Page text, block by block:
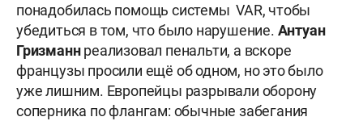
понадобилась помощь системы VAR, чтобы
убедиться в том, что было нарушение. Антуан
Гризманнреализовал пенальти, а вскоре
французы просили ещё об одном, но это было
уже лишним. Европейцы разрывали оборону
соперника по флангам: обычные забегания